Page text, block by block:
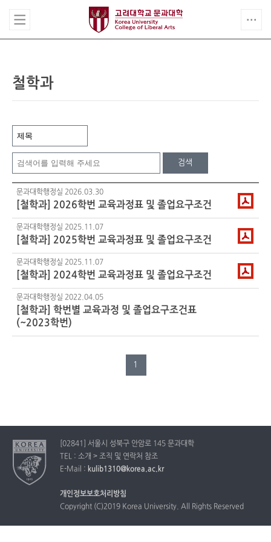
철학과
검색
문과대학행정실 2026.03.30
철학과 ] 2026학번 교육과정표 및 졸업요구조건
문과대학행정실 2025.11.07
철학과 ] 2025학번 교육과정표 및 졸업요구조건
문과대학행정실 2025.11.07
철학과 ] 2024학번 교육과정표 및 졸업요구조건
문과대학행정실 2022.04.05
철학과 ] 학번별 교육과정 및 졸업요구조건표
(~2023학번)
1
[02841] 서울시 성북구 안암로 145 문과대학
TEL : 소개 > 조직 및 연락처 참조
E-Mail : kulib1310@korea.ac.kr
개인정보보호처리방침
Copyright (C)2019 Korea University. All Rights Reserved